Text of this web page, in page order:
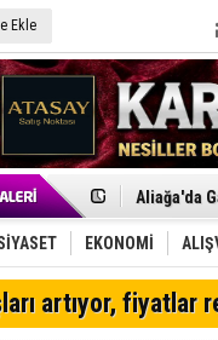
Ekle
Menemen
Furkan
Chp
AK Parti
SOCAR
Trafiği
Alto,
EKONOMİ
artıyor, fiyatlar